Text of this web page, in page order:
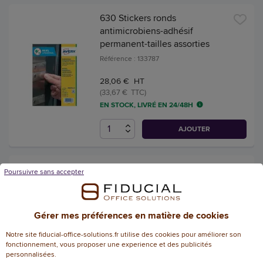
630 Stickers ronds
antimicrobiens-adhésif
permanent-tailles assorties
Référence : 133787
28,06 € HT
(33,67 € TTC)
EN STOCK, LIVRÉ EN 24/48H
AJOUTER
adaptateur ouverturesans les
mains,handicap/hygiène
Référence : 132127
32,48 € HT
(38,98 € TTC)
Gérer mes préférences en matière de cookies
Notre site fiducial-office-solutions.fr utilise des cookies pour améliorer son
fonctionnement, vous proposer une experience et des publicités
personnalisées.
Poursuivre sans accepter